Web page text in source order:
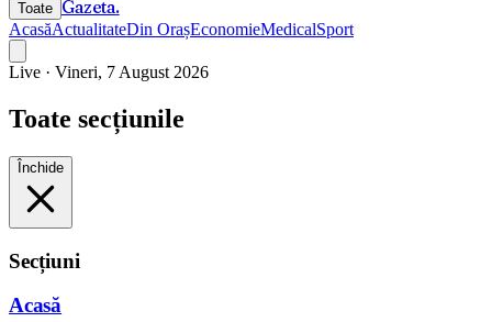
Toate Gazeta.
AcasăActualitateDin OrașEconomieMedicalSport
Live · Vineri, 7 August 2026
Toate secțiunile
Închide
Secțiuni
Acasă